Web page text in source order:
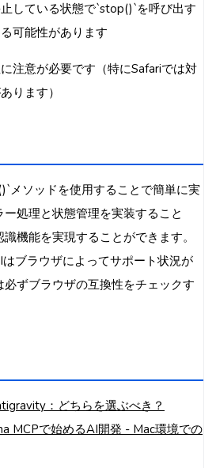
している状態で`stop()`を呼び出す
可能性があります
注意が必要です（特にSafariでは対
ります）
メソッドを使用することで簡単に実
処理と状態管理を実装すること
機能を実現することができます。
ブラウザによってサポート状況が
ずブラウザの互換性をチェックす
：どちらを選ぶべき？
MCPで始めるAI開発 - Mac環境での